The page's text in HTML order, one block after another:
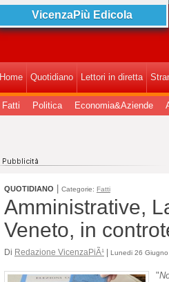
VicenzaPiù Edicola
Home Quotidiano Lettori in diretta
Fatti Politica Economia&Aziende
QUOTIDIANO Categorie: Fatti
Amministrative,
Veneto, in
Di Redazione VicenzaPiÃ¹ | Lunedi 26
"